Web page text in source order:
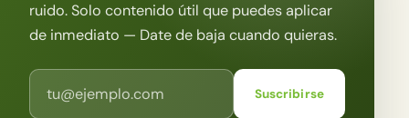
ruido. Solo contenido útil que puedes aplicar
de inmediato — Date de baja cuando quieras.
Correo electrónico
Suscribirse